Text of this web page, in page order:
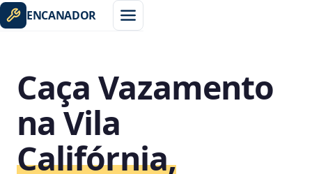
ENCANADOR
Caça Vazamento
na Vila
Califórnia,